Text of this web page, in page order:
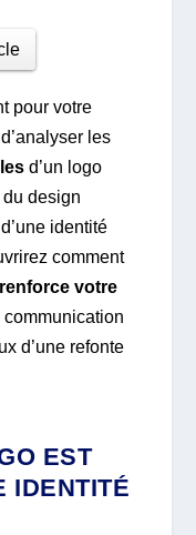
pour votre
les
d’un logo
du design
identité
comment
renforce votre
communication
d’une refonte
EST
IDENTITÉ